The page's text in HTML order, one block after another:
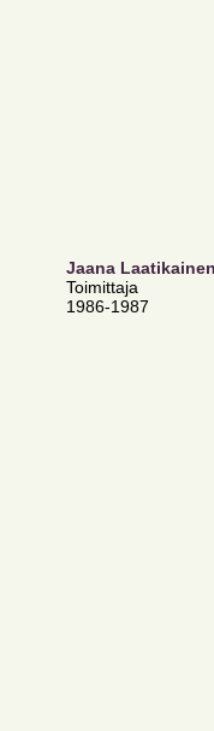
Jaana
Toimittaja
1986-1987